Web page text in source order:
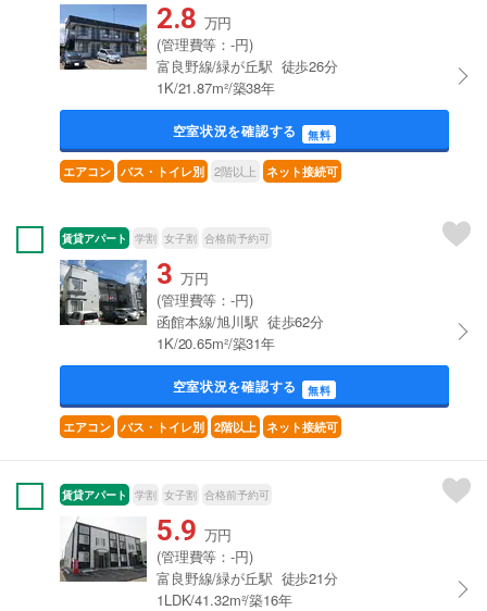
2.8 万円
(管理費等：-円)
富良野線/緑が丘駅 徒歩26分
1K/21.87m²/築38年
空室状況を確認する 無料
エアコン バス・トイレ別 2階以上 ネット接続可
賃貸アパート 学割 女子割 合格前予約可
3 万円
(管理費等：-円)
函館本線/旭川駅 徒歩62分
1K/20.65m²/築31年
空室状況を確認する 無料
エアコン バス・トイレ別 2階以上 ネット接続可
賃貸アパート 学割 女子割 合格前予約可
5.9 万円
(管理費等：-円)
富良野線/緑が丘駅 徒歩21分
1LDK/41.32m²/築16年